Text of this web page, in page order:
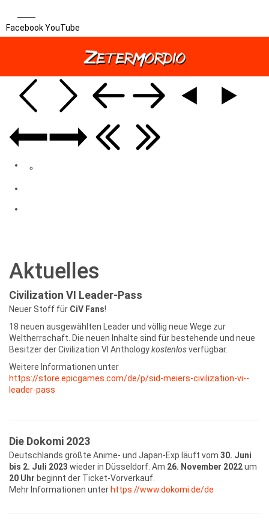
FacebookYouTube
Aktuelles
Civilization VI Leader-Pass
Neuer Stoff für CiV Fans!
18 neuen ausgewählten Leader und völlig neue Wege zur
Weltherrschaft. Die neuen Inhalte sind für bestehende und neue
Besitzer der Civilization VI Anthologykostenlosverfügbar.
Weitere Informationen unter
https://store.epicgames.com/de/p/sid-meiers-civilization-vi--
leader-pass
Die Dokomi 2023
Deutschlands größte Anime- und Japan-Exp läuft vom 30. Juni
bis 2. Juli 2023 wieder in Düsseldorf. Am 26. November 2022um
20 Uhr beginnt der Ticket-Vorverkauf.
Mehr Informationen unter https://www.dokomi.de/de